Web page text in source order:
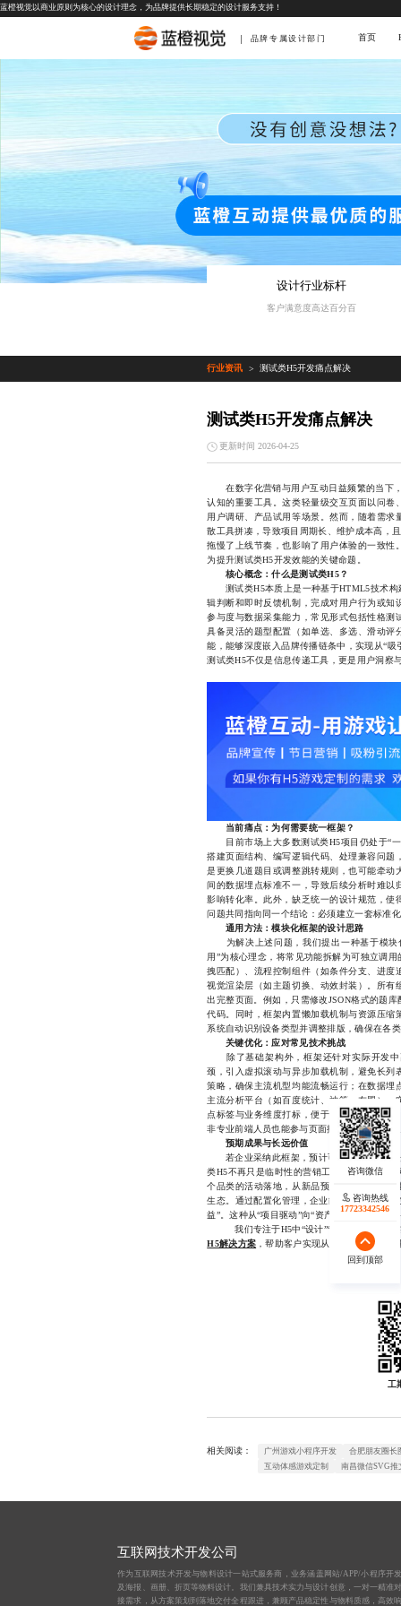
蓝橙视觉以商业原则为核心的设计理念，为品牌提供长期稳定的设计服务支持！
品牌专属设计部门 首页
设计行业标杆
客户满意度高达百分百
行业资讯 > 测试类H5开发痛点解决
测试类H5开发痛点解决
更新时间 2026-04-25
在数字化营销与用户互动日益频繁的当下
认知的重要工具。这类轻量级交互页面以问
用户调研、产品试用等场景。然而，随着需
散工具拼凑，导致项目周期长、维护成本高，
拖慢了上线节奏，也影响了用户体验的一致
为提升测试类H5开发效能的关键命题。
核心概念：什么是测试类H5？
测试类H5本质上是一种基于HTML5技术构
辑判断和即时反馈机制，完成对用户行为或
参与度与数据采集能力，常见形式包括性格
具备灵活的题型配置（如单选、多选、滑动
能，能够深度嵌入品牌传播链条中，实现从“
测试类H5不仅是信息传递工具，更是用户洞察
当前痛点：为何需要统一框架？
目前市场上大多数测试类H5项目仍处于“一
搭建页面结构、编写逻辑代码、处理兼容问
是更换几道题目或调整跳转规则，也可能牵
间的数据埋点标准不一，导致后续分析时难
影响转化率。此外，缺乏统一的设计规范，
问题共同指向同一个结论：必须建立一套标准
通用方法：模块化框架的设计思路
为解决上述问题，我们提出一种基于模块
用”为核心理念，将常见功能拆解为可独立调
拽匹配）、流程控制组件（如条件分支、进
视觉渲染层（如主题切换、动效封装）。所
出完整页面。例如，只需修改JSON格式的题
代码。同时，框架内置懒加载机制与资源压
系统自动识别设备类型并调整排版，确保在各
关键优化：应对常见技术挑战
除了基础架构外，框架还针对实际开发中
颈，引入虚拟滚动与异步加载机制，避免长
策略，确保主流机型均能流畅运行；在数据
主流分析平台（如百度统计、神策、友盟）
点标签与业务维度打标，便于后续精细化运
非专业前端人员也能参与页面搭建，进一步加
预期成果与长远价值
若企业采纳此框架，预计可缩短70%以上的
类H5不再只是临时性的营销工具，而是演变
个品类的活动落地，从新品预热到用户画像
生态。通过配置化管理，企业能快速响应市场
益”。这种从“项目驱动”向“资产驱动”的转变，
我们专注于H5中“设计”“开发”领域的深度
H5解决方案 ，帮助客户实现从创意到落地的无
工
相关阅读： 广州游戏小程序开发
合肥朋友圈长
互动体感游戏定制
南昌微信SVG推
咨询热线
17723342546
回到顶部
咨询热线
17723342546
回到顶部
互联网技术开发公司
作为互联网技术开发与物料设计一站式服务商，业务涵盖网站/APP/小程序开
及海报、画册、折页等物料设计。我们兼具技术实力与设计创意，一对一精准
接需求，从方案策划到落地交付全程跟进，兼顾产品稳定性与物料质感，高效